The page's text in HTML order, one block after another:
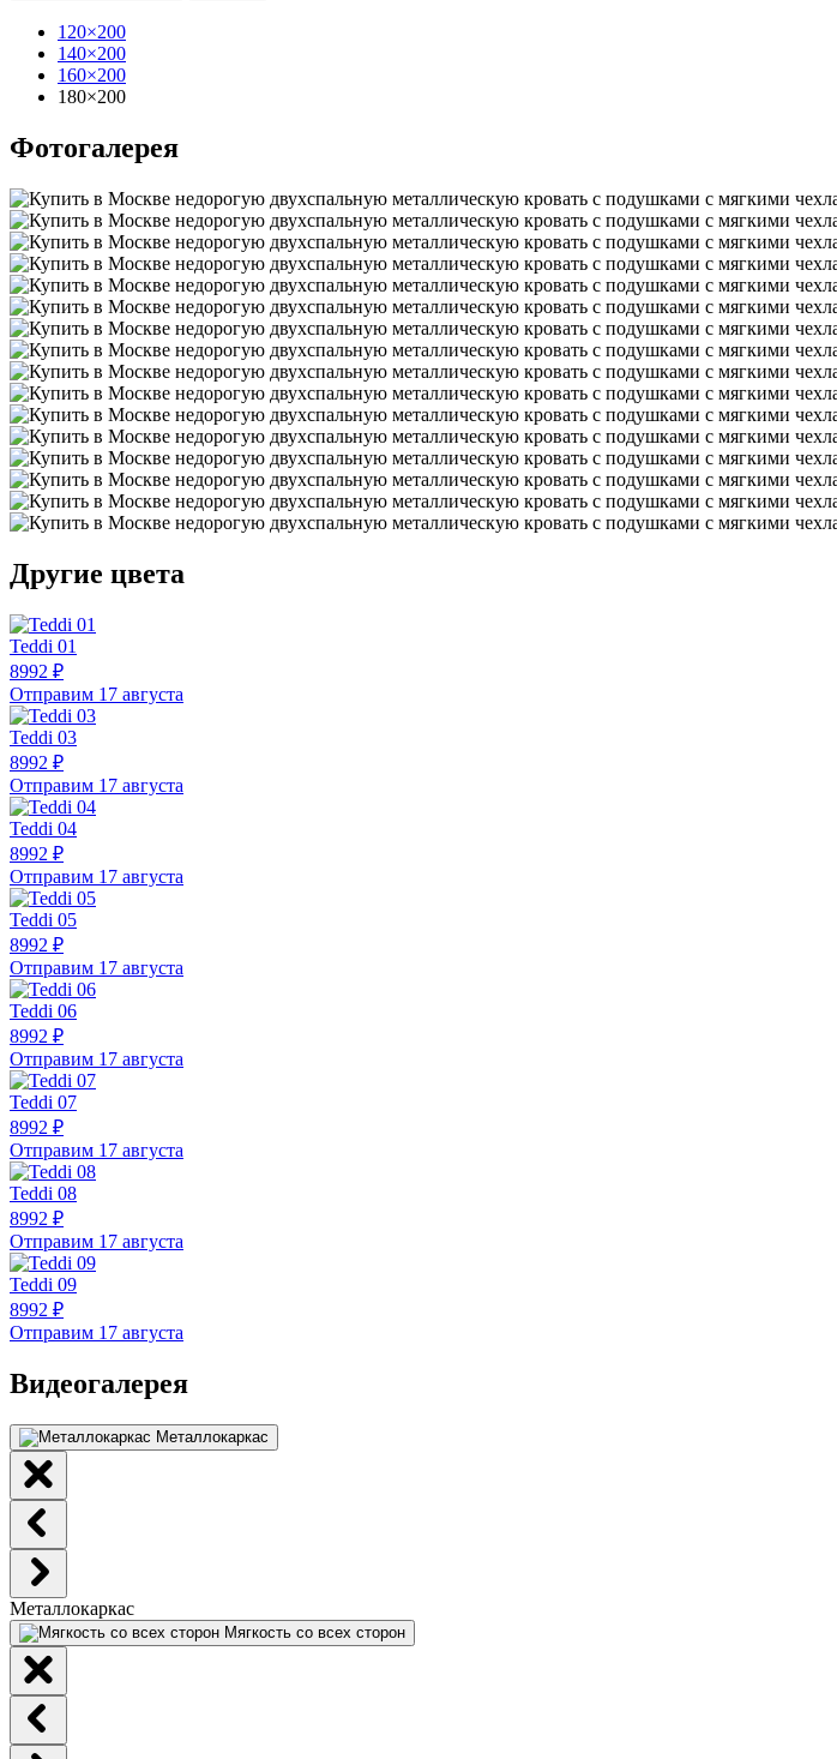
120×200
140×200
160×200
180×200
Фотогалерея
Другие цвета
Teddi 01
8992 ₽
Отправим 17 августа
Teddi 03
8992 ₽
Отправим 17 августа
Teddi 04
8992 ₽
Отправим 17 августа
Teddi 05
8992 ₽
Отправим 17 августа
Teddi 06
8992 ₽
Отправим 17 августа
Teddi 07
8992 ₽
Отправим 17 августа
Teddi 08
8992 ₽
Отправим 17 августа
Teddi 09
8992 ₽
Отправим 17 августа
Видеогалерея
Металлокаркас
Металлокаркас
Мягкость со всех сторон